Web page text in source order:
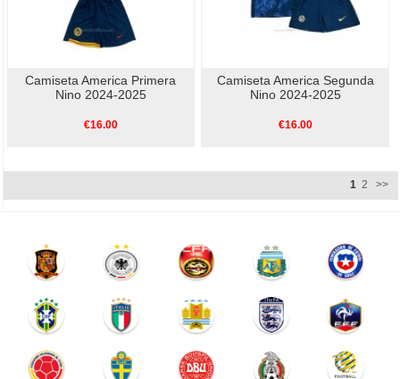
Camiseta America Primera
Nino 2024-2025
€16.00
Camiseta America Segunda
Nino 2024-2025
€16.00
1 2 >>